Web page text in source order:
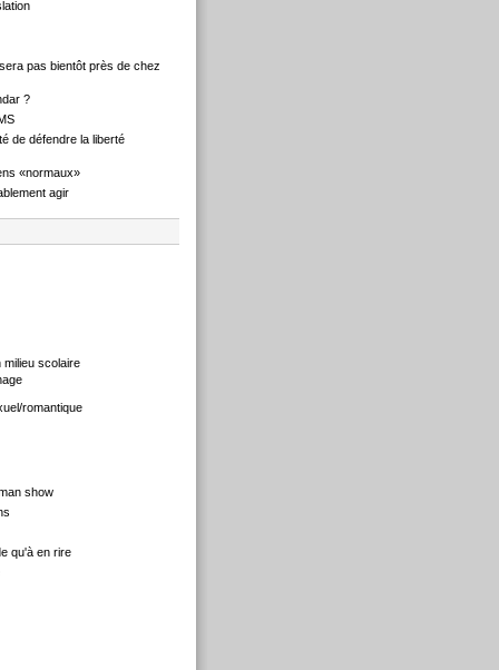
pas bientôt près de chez
?
de défendre la liberté
«normaux»
agir
milieu scolaire
romantique
show
qu'à en rire